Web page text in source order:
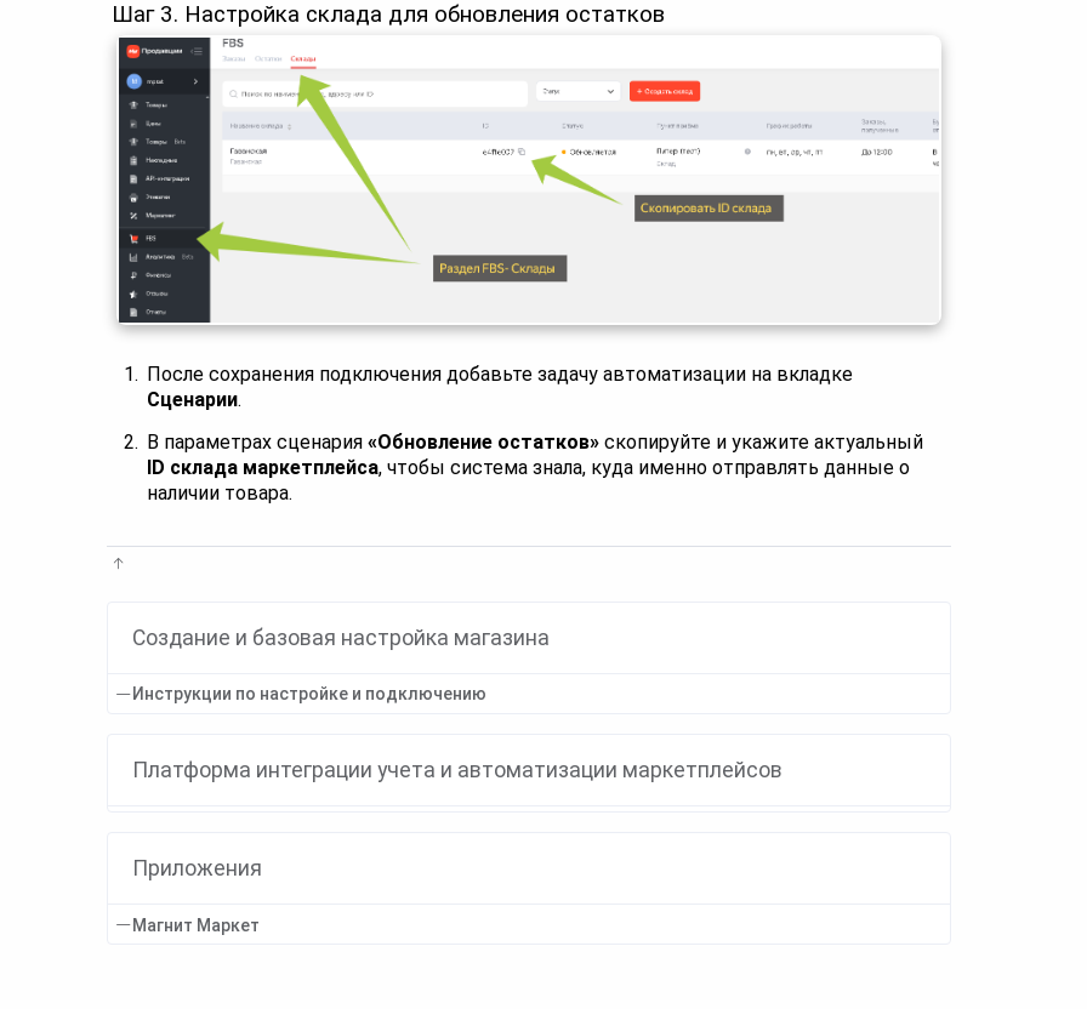
Шаг 3. Настройка склада для обновления остатков
После сохранения подключения добавьте задачу автоматизации на вкладке
Сценарии.
В параметрах сценария «Обновление остатков» скопируйте и укажите актуальный
ID склада маркетплейса, чтобы система знала, куда именно отправлять данные о
наличии товара.
Создание и базовая настройка магазина
Инструкции по настройке и подключению
Платформа интеграции учета и автоматизации маркетплейсов
Приложения
Магнит Маркет